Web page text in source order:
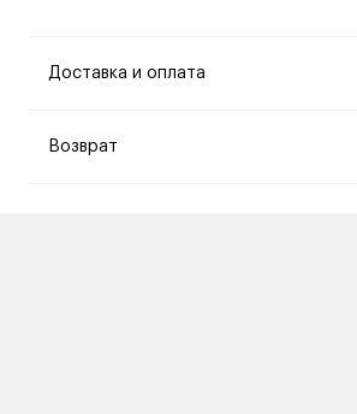
Доставка и оплата
Возврат